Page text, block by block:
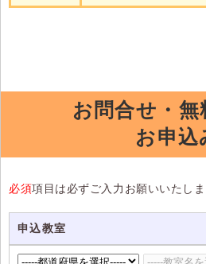
お問合せ・無
お申込
必須項目は必ずご入力お願いいたしま
申込教室